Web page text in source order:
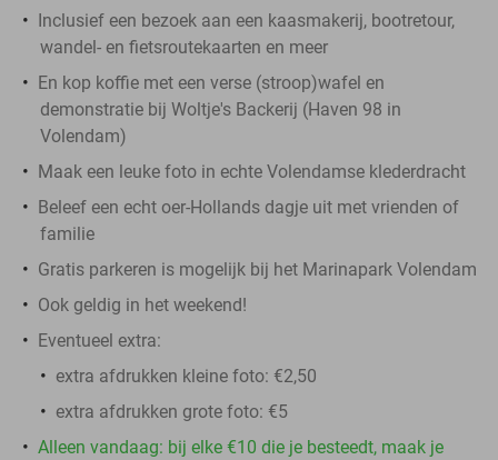
Inclusief een bezoek aan een kaasmakerij, bootretour,
wandel- en fietsroutekaarten en meer
En kop koffie met een verse (stroop)wafel en
demonstratie bij Woltje's Backerij (Haven 98 in
Volendam)
Maak een leuke foto in echte Volendamse klederdracht
Beleef een echt oer-Hollands dagje uit met vrienden of
familie
Gratis parkeren is mogelijk bij het Marinapark Volendam
Ook geldig in het weekend!
Eventueel extra:
extra afdrukken kleine foto: €2,50
extra afdrukken grote foto: €5
Alleen vandaag: bij elke €10 die je besteedt, maak je